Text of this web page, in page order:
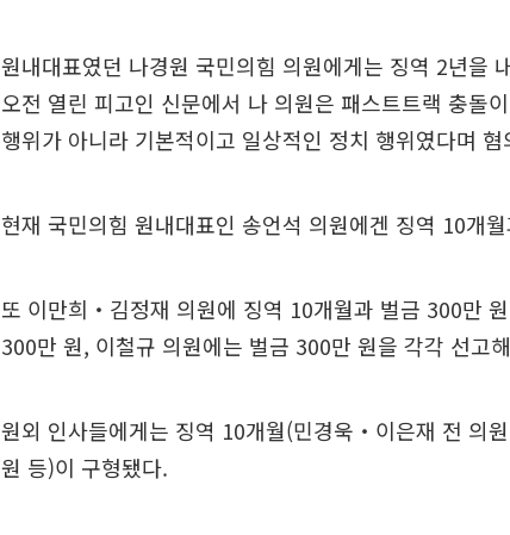
원내대표였던 나경원 국민의힘 의원에게는 징역 2년을
오전 열린 피고인 신문에서 나 의원은 패스트트랙 충돌
행위가 아니라 기본적이고 일상적인 정치 행위였다며
현재 국민의힘 원내대표인 송언석 의원에겐 징역 10개
또 이만희‧김정재 의원에 징역 10개월과 벌금 300만
300만 원, 이철규 의원에는 벌금 300만 원을 각각 선고
원외 인사들에게는 징역 10개월(민경욱‧이은재 전 의
원 등)이 구형됐다.